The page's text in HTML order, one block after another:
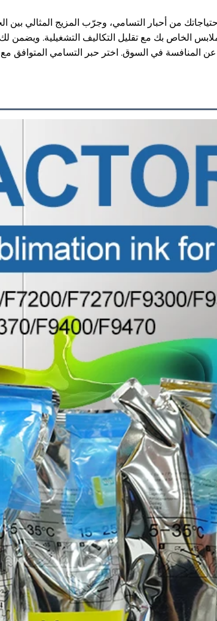
من أحبار التسامي، وجرّب المزيج المثالي بين
الخاص بك مع تقليل التكاليف التشغيلية.
عن المنافسة في السوق. اختر حبر التسامي المتوافق